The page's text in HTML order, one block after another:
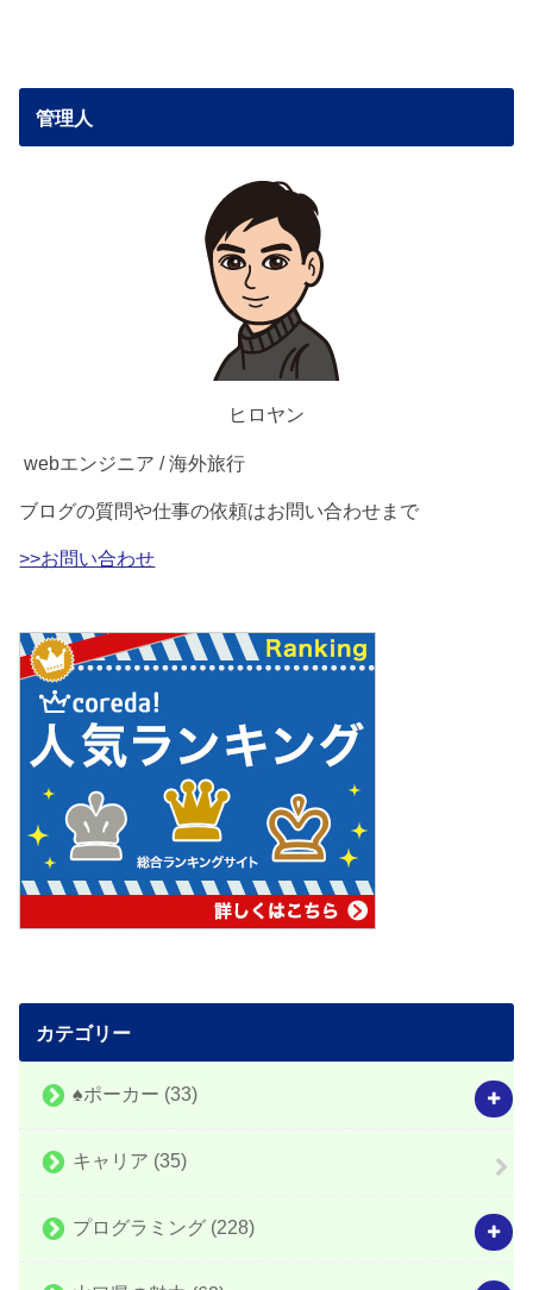
管理人
ヒロヤン
webエンジニア / 海外旅行
ブログの質問や仕事の依頼はお問い合わせまで
>>お問い合わせ
カテゴリー
♠️ポーカー (33)
キャリア (35)
プログラミング (228)